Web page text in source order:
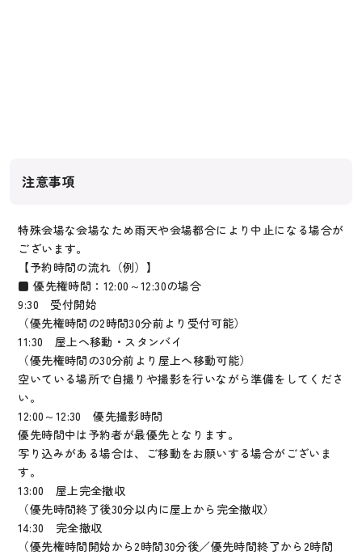
注意事項
特殊会場な会場なため雨天や会場都合により中止になる場合が
ございます。
【予約時間の流れ（例）】
■ 優先権時間：12:00～12:30の場合
9:30 受付開始
（優先権時間の2時間30分前より受付可能）
11:30 屋上へ移動・スタンバイ
（優先権時間の30分前より屋上へ移動可能）
空いている場所で自撮りや撮影を行いながら準備をしてくださ
い。
12:00～12:30 優先撮影時間
優先時間中は予約者が最優先となります。
写り込みがある場合は、ご移動をお願いする場合がございま
す。
13:00 屋上完全撤収
（優先時間終了後30分以内に屋上から完全撤収）
14:30 完全撤収
（優先権時間開始から2時間30分後／優先時間終了から2時間